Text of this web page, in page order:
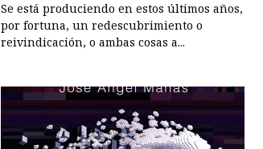
Se está produciendo en estos últimos años,
por fortuna, un redescubrimiento o
reivindicación, o ambas cosas a...